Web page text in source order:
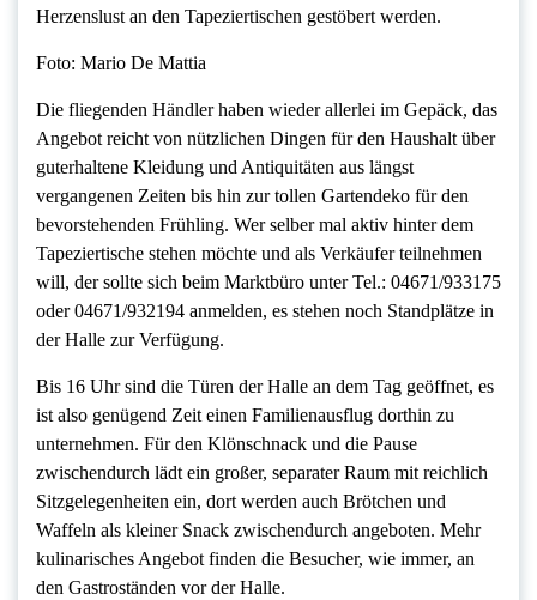
Herzenslust an den Tapeziertischen gestöbert werden.
Foto: Mario De Mattia
Die fliegenden Händler haben wieder allerlei im Gepäck, das
Angebot reicht von nützlichen Dingen für den Haushalt über
guterhaltene Kleidung und Antiquitäten aus längst
vergangenen Zeiten bis hin zur tollen Gartendeko für den
bevorstehenden Frühling. Wer selber mal aktiv hinter dem
Tapeziertische stehen möchte und als Verkäufer teilnehmen
will, der sollte sich beim Marktbüro unter Tel.: 04671/933175
oder 04671/932194 anmelden, es stehen noch Standplätze in
der Halle zur Verfügung.
Bis 16 Uhr sind die Türen der Halle an dem Tag geöffnet, es
ist also genügend Zeit einen Familienausflug dorthin zu
unternehmen. Für den Klönschnack und die Pause
zwischendurch lädt ein großer, separater Raum mit reichlich
Sitzgelegenheiten ein, dort werden auch Brötchen und
Waffeln als kleiner Snack zwischendurch angeboten. Mehr
kulinarisches Angebot finden die Besucher, wie immer, an
den Gastroständen vor der Halle.